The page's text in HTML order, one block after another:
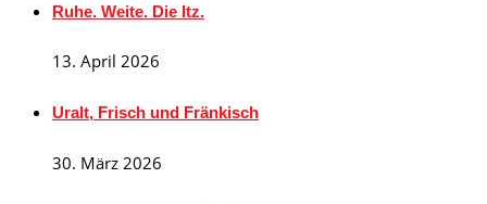
Ruhe. Weite. Die Itz.
13. April 2026
Uralt, Frisch und Fränkisch
30. März 2026